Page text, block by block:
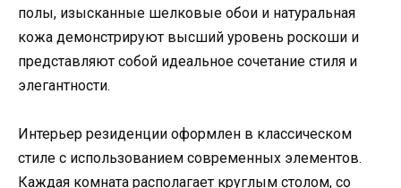
полы, изысканные шелковые обои и натуральная
кожа демонстрируют высший уровень роскоши и
представляют собой идеальное сочетание стиля и
элегантности.
Интерьер резиденции оформлен в классическом
стиле с использованием современных элементов.
Каждая комната располагает круглым столом, со